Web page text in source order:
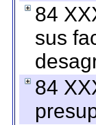
84
sus
84